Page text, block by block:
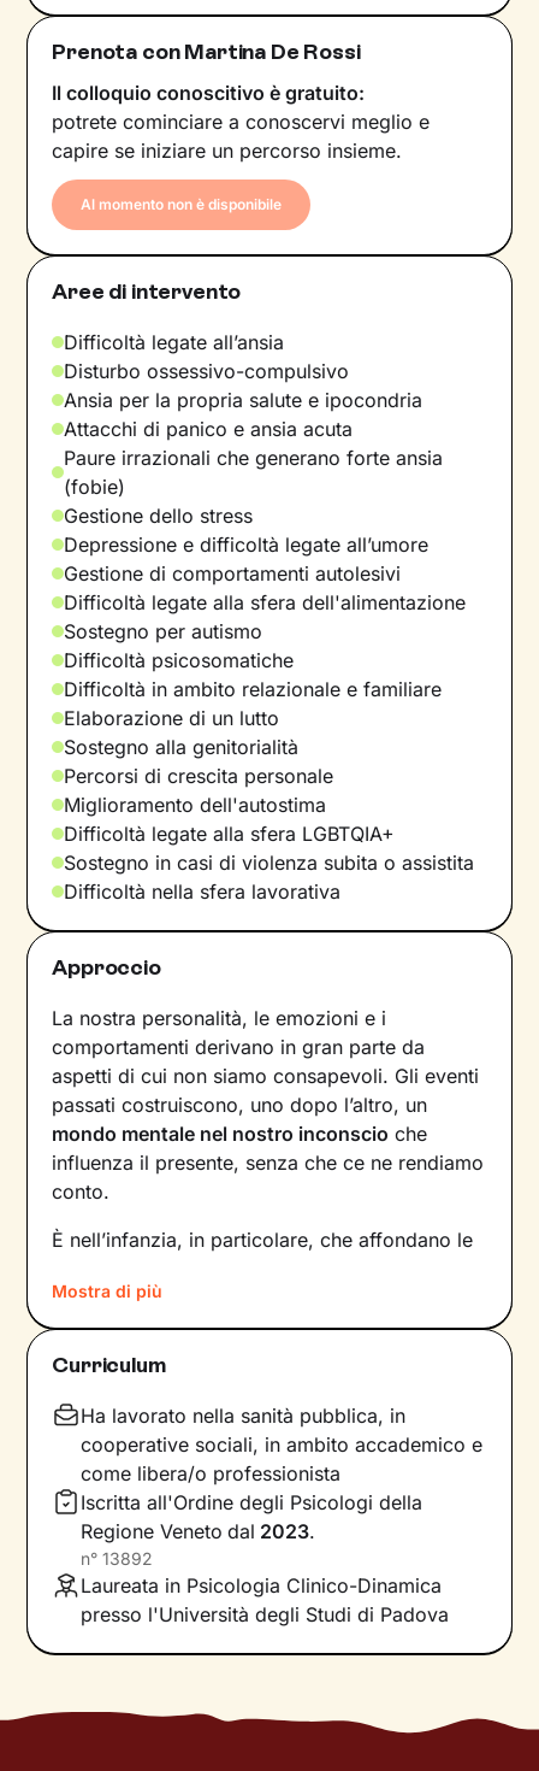
Prenota con Martina De Rossi
Il colloquio conoscitivo è gratuito:
potrete cominciare a conoscervi meglio e
capire se iniziare un percorso insieme.
Al momento non è disponibile
Aree di intervento
Difficoltà legate all’ansia
Disturbo ossessivo-compulsivo
Ansia per la propria salute e ipocondria
Attacchi di panico e ansia acuta
Paure irrazionali che generano forte ansia
(fobie)
Gestione dello stress
Depressione e difficoltà legate all’umore
Gestione di comportamenti autolesivi
Difficoltà legate alla sfera dell'alimentazione
Sostegno per autismo
Difficoltà psicosomatiche
Difficoltà in ambito relazionale e familiare
Elaborazione di un lutto
Sostegno alla genitorialità
Percorsi di crescita personale
Miglioramento dell'autostima
Difficoltà legate alla sfera LGBTQIA+
Sostegno in casi di violenza subita o assistita
Difficoltà nella sfera lavorativa
Approccio
La nostra personalità, le emozioni e i
comportamenti derivano in gran parte da
aspetti di cui non siamo consapevoli. Gli eventi
passati costruiscono, uno dopo l’altro, un
mondo mentale nel nostro inconscio che
influenza il presente, senza che ce ne rendiamo
conto.
È nell’infanzia, in particolare, che affondano le
e agire: leesperienze vissute in famiglia
infatti, vengono apprese, memorizzate e
riproposte nelle relazioni successive.
che in età adulta si attivano in maniera
automatica - è la chiave per innescare il
cambiamento.
Conoscere noi stessi significa portare alla luce
ciò che per tanto tempo è rimasto dietro le
quinte: raggiungere questo tipo di
consapevolezza è il primo passo necessario
per
svincolare il presente
con maggiore serenità.
Nel percorso che faremo insieme ti ascolterò
sempre con attenzione e partecipazione,
Mostra di più
Curriculum
Ha lavorato nella sanità pubblica, in
cooperative sociali, in ambito accademico e
come libera/o professionista
Iscritta all'Ordine degli Psicologi della
Regione Veneto dal 2023.
n° 13892
Laureata in Psicologia Clinico-Dinamica
presso l'Università degli Studi di Padova